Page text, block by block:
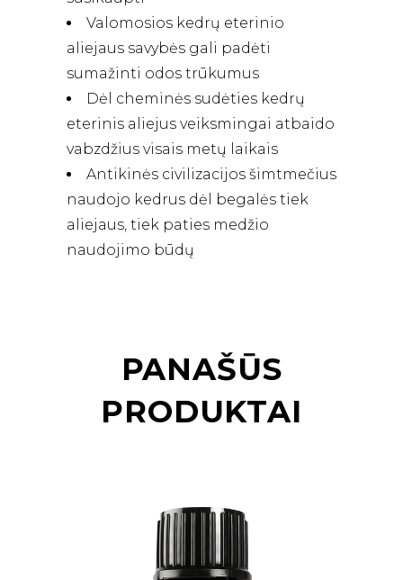
Valomosios kedrų eterinio
aliejaus savybės gali padėti
sumažinti odos trūkumus
Dėl cheminės sudėties kedrų
eterinis aliejus veiksmingai atbaido
vabzdžius visais metų laikais
Antikinės civilizacijos šimtmečius
naudojo kedrus dėl begalės tiek
aliejaus, tiek paties medžio
naudojimo būdų
PANAŠŪS
PRODUKTAI